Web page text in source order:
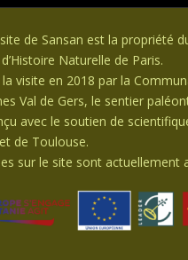
de Sansan est la propriété
Naturelle de Paris.
visite en 2018 par la
Val de Gers, le sentier
avec le soutien de
de Toulouse.
sur le site sont actuellement